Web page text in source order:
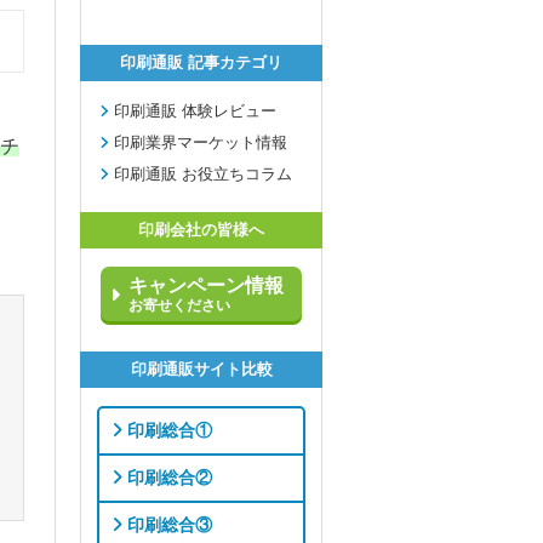
チ
印刷通販 記事カテゴリ
印刷通販 体験レビュー
印刷業界マーケット情報
印刷通販 お役立ちコラム
印刷会社の皆様へ
キャンペーン情報
お寄せください
印刷通販サイト比較
印刷総合①
印刷総合②
印刷総合③